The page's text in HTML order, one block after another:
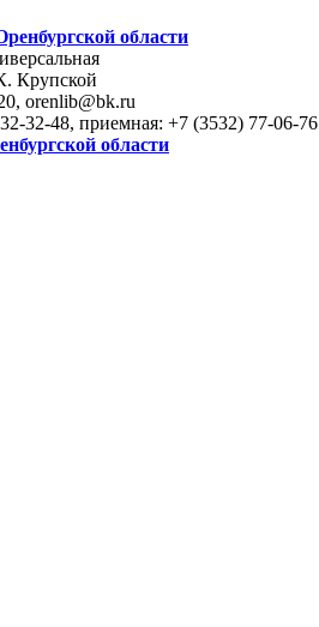
области
Крупской
orenlib@bk.ru
32-48, приемная: +7 (3532) 77-06-76
области